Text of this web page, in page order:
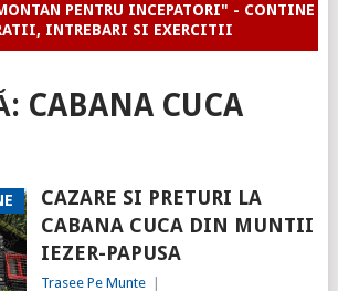
PENTRU INCEPATORI" - CONTINE
INTREBARI SI EXERCITII
CABANA CUCA
CAZARE SI PRETURI LA
CABANA CUCA DIN MUNTII
IEZER-PAPUSA
Trasee Pe Munte